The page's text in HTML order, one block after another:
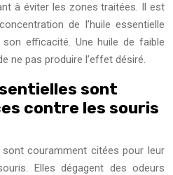
à éviter les zones traitées. Il est
de l’huile essentielle
efficacité. Une huile de faible
ne pas produire l’effet désiré.
sont
contre les souris
couramment citées pour leur
Elles dégagent des odeurs